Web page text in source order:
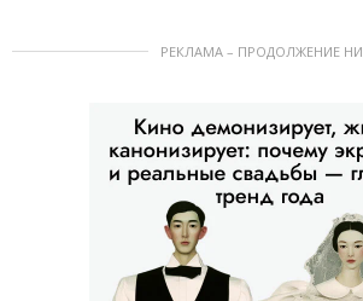
РЕКЛАМА – ПРОДОЛЖЕНИЕ